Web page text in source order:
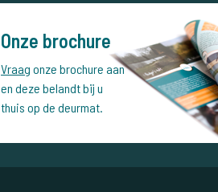
Onze brochure
Vraag onze brochure aan
en deze belandt bij u
thuis op de deurmat.